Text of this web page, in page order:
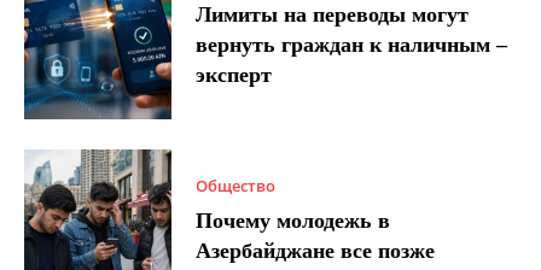
Лимиты на переводы могут
вернуть граждан к наличным –
эксперт
Общество
Почему молодежь в
Азербайджане все позже